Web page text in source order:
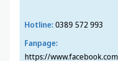
Hotline: 0389 572 993
Fanpage:
https://